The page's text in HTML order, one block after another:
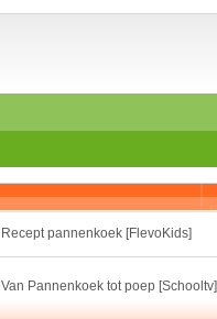
Recept pannenkoek [FlevoKids]
Van Pannenkoek tot poep [Schooltv]